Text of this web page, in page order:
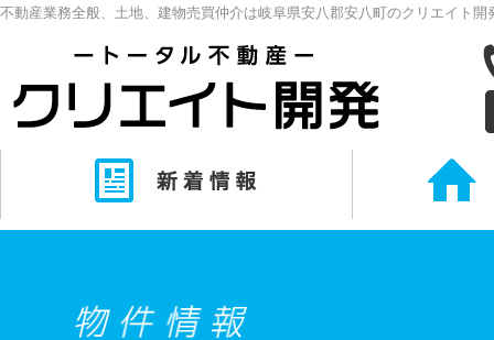
不動産業務全般、土地、建物売買仲介は岐阜県安八郡安八町のクリエイト開